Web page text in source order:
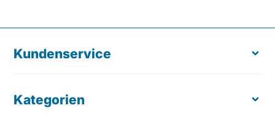
Kundenservice
Über uns
Kategorien